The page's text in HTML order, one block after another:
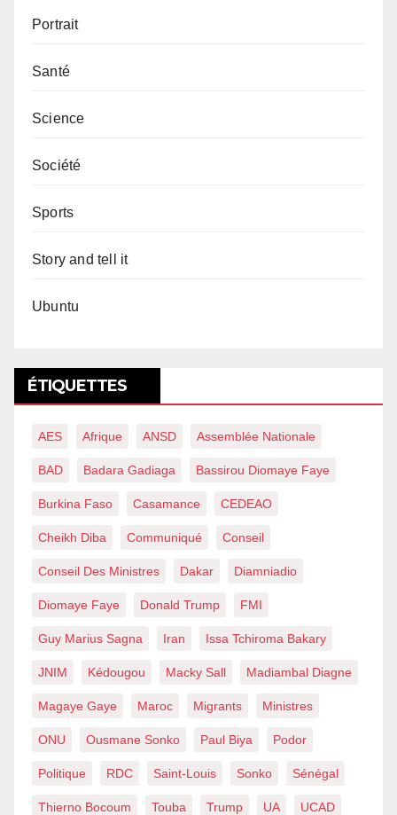
Portrait
Santé
Science
Société
Sports
Story and tell it
Ubuntu
ÉTIQUETTES
AES Afrique ANSD Assemblée Nationale
BAD Badara Gadiaga Bassirou Diomaye Faye
Burkina Faso Casamance CEDEAO
Cheikh Diba Communiqué Conseil
Conseil Des Ministres Dakar Diamniadio
Diomaye Faye Donald Trump FMI
Guy Marius Sagna Iran Issa Tchiroma Bakary
JNIM Kédougou Macky Sall Madiambal Diagne
Magaye Gaye Maroc Migrants Ministres
ONU Ousmane Sonko Paul Biya Podor
Politique RDC Saint-Louis Sonko Sénégal
Thierno Bocoum Touba Trump UA UCAD